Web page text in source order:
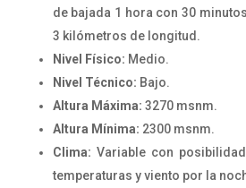
de bajada 1 hora con 30
3 kilómetros de longitud.
Nivel Físico: Medio.
Nivel Técnico: Bajo.
Altura Máxima: 3270 msnm.
Altura Mínima: 2300 msnm.
Clima: Variable con
temperaturas y viento por la